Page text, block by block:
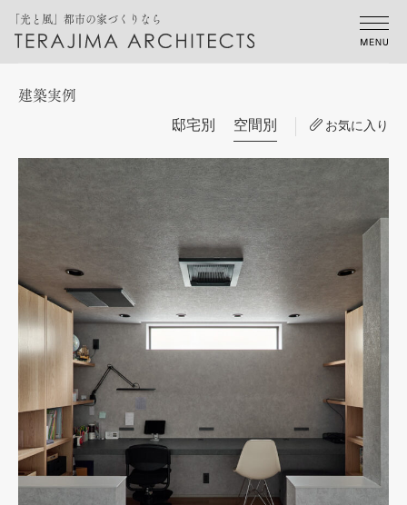
「光と風」都市の家づくりなら
建築実例
邸宅別 空間別 お気に入り